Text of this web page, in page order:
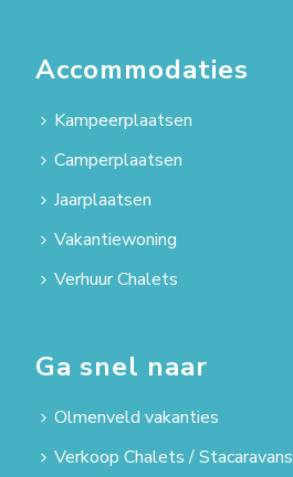
Accommodaties
Kampeerplaatsen
Camperplaatsen
Jaarplaatsen
Vakantiewoning
Verhuur Chalets
Ga snel naar
Olmenveld vakanties
Verkoop Chalets / Stacaravans